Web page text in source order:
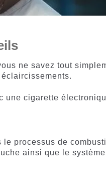
ne savez tout
une cigarette
le processus de
ainsi que le système